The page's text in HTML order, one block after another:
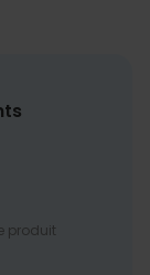
produit